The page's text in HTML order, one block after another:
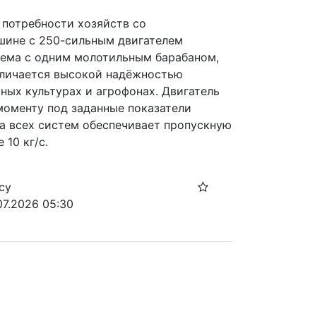
хозяйств со
с 250-сильным двигателем
с одним молотильным барабаном,
высокой надёжностью
культурах и агрофонах. Двигатель
под заданные показатели
всех систем обеспечивает пропускную
10 кг/с.
05:30